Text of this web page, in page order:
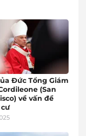
Đức Tổng Giám
(San
về vấn đề